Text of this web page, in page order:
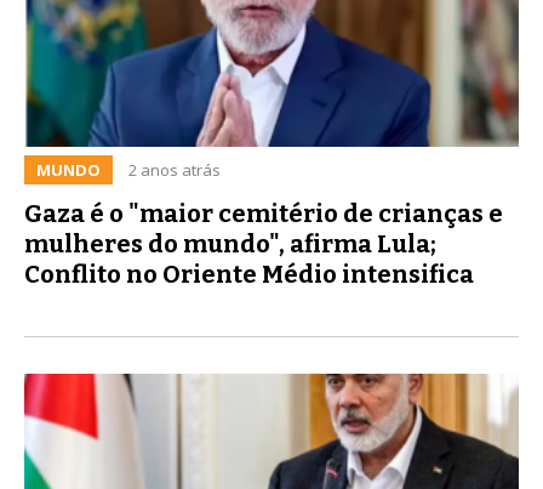
MUNDO 2 anos atrás
Gaza é o "maior cemitério de crianças e
mulheres do mundo", afirma Lula;
Conflito no Oriente Médio intensifica